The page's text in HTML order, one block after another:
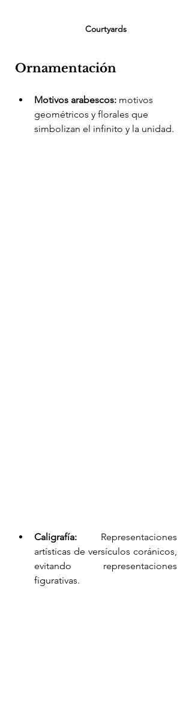
Courtyards
Ornamentación
Motivos arabescos: motivos
geométricos y florales que
simbolizan el infinito y la unidad.
Caligrafía: Representaciones
artísticas de versículos coránicos,
evitando representaciones
figurativas.